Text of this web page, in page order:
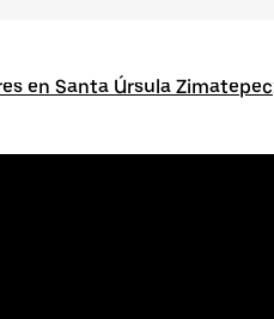
en Santa Úrsula Zimatepec